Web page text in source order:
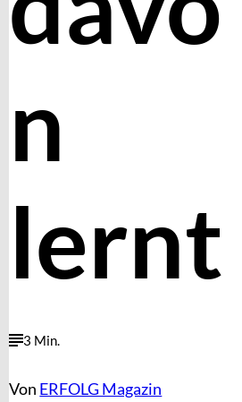
n
lernt
3 Min.
Von ERFOLG Magazin